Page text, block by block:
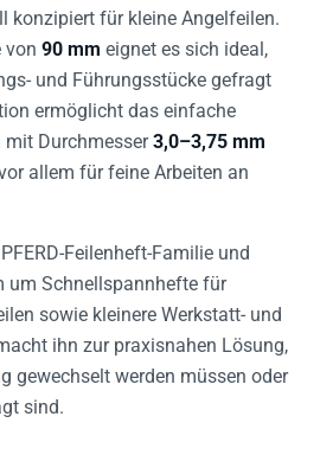
konzipiert für kleine Angelfeilen.
von 90 mm eignet es sich ideal,
und Führungsstücke gefragt
ermöglicht das einfache
mit Durchmesser3,0–3,75 mm
allem für feine Arbeiten an
Feilenheft-Familie und
um Schnellspannhefte für
sowie kleinere Werkstatt- und
ihn zur praxisnahen Lösung,
gewechselt werden müssen oder
sind.